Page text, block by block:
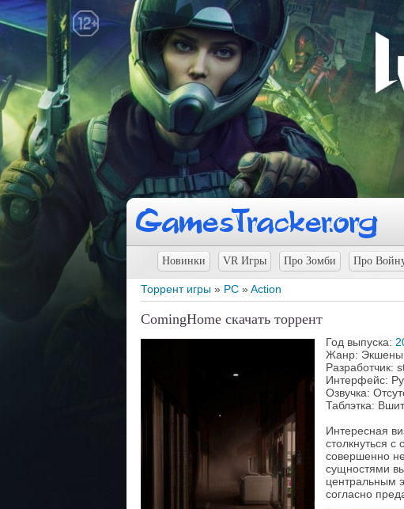
Новинки VR Игры Про Зомби Про
Торрент игры » PC »Action
ComingHome скачать торрент
Год выпуска:
Жанр:
Разработчик:
Интерфейс:
Озвучка:
Таблэтка:
Интересная
столкнуться с
совершенно
сущностями
центральным
согласно